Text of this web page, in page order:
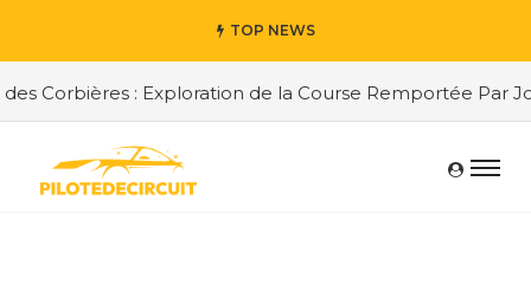
TOP NEWS
Corbières : Exploration de la Course Remportée Par